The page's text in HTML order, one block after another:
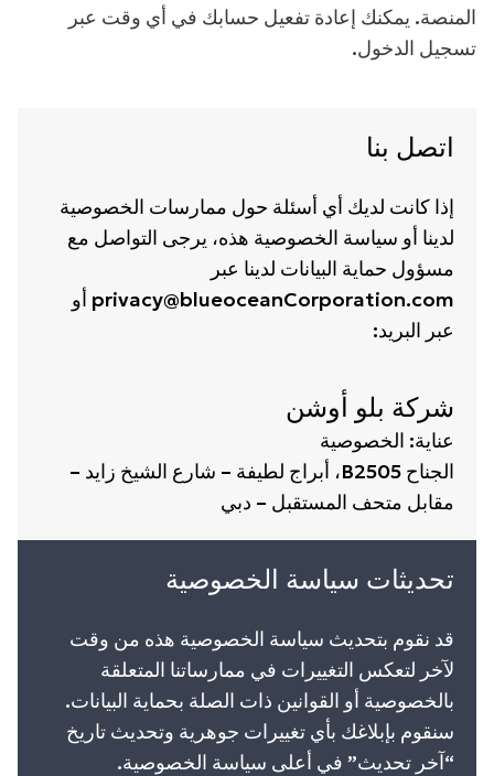
المنصة. يمكنك إعادة تفعيل حسابك في أي وقت عبر
تسجيل الدخول.
اتصل بنا
إذا كانت لديك أي أسئلة حول ممارسات الخصوصية
لدينا أو سياسة الخصوصية هذه، يرجى التواصل مع
مسؤول حماية البيانات لدينا عبر
privacy@blueoceanCorporation.com أو
عبر البريد:
شركة بلو أوشن
عناية: الخصوصية
الجناح B2505، أبراج لطيفة – شارع الشيخ زايد –
مقابل متحف المستقبل – دبي
تحديثات سياسة الخصوصية
قد نقوم بتحديث سياسة الخصوصية هذه من وقت
لآخر لتعكس التغييرات في ممارساتنا المتعلقة
بالخصوصية أو القوانين ذات الصلة بحماية البيانات.
سنقوم بإبلاغك بأي تغييرات جوهرية وتحديث تاريخ
“آخر تحديث” في أعلى سياسة الخصوصية.